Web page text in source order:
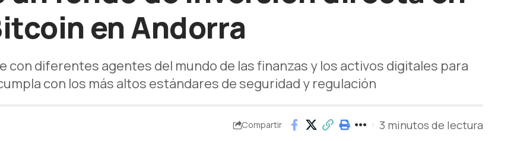
en Andorra
con diferentes agentes del mundo de las finanzas y los activos digitales para
con los más altos estándares de seguridad y regulación
Compartir 3 minutos de lectura